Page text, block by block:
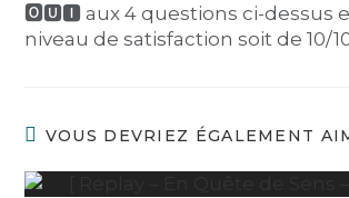
🅾︎🆄︎🅸︎ aux 4 questions ci-dessus
niveau de satisfaction soit de 10/
VOUS DEVRIEZ ÉGALEMENT